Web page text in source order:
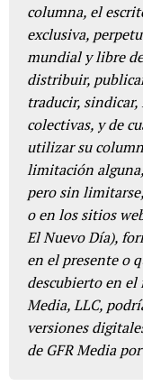
columna, el
exclusiva,
mundial y libre
distribuir,
traducir,
colectivas, y de
utilizar su
limitación
pero sin
o en los sitios
El Nuevo Día),
en el presente o
descubierto en el
Media, LLC,
versiones
de GFR Media